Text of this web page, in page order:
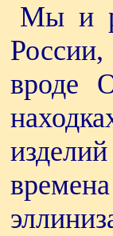
Мы и
вроде